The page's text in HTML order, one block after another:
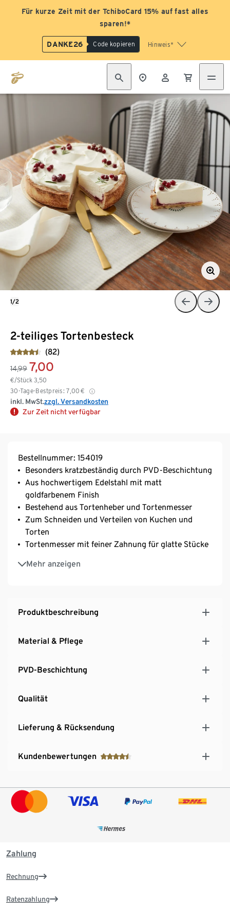
Für kurze Zeit mit der TchiboCard 15% auf fast alles
sparen!*
DANKE26 Code kopieren Hinweis*
2-teiliges Tortenbesteck
(82)
14,99 7,00
€/Stück 3,50
30-Tage-Bestpreis: 7,00 €
inkl. MwSt.zzgl. Versandkosten
Zur Zeit nicht verfügbar
1/2
Bestellnummer: 154019
Besonders kratzbeständig durch PVD-Beschichtung
Aus hochwertigem Edelstahl mit matt
goldfarbenem Finish
Bestehend aus Tortenheber und Tortenmesser
Zum Schneiden und Verteilen von Kuchen und
Torten
Tortenmesser mit feiner Zahnung für glatte Stücke
Mehr anzeigen
Formschönes und elegantes Design
Produktbeschreibung
Material & Pflege
PVD-Beschichtung
Qualität
Lieferung & Rücksendung
Kundenbewertungen
Zahlung
Rechnung
Ratenzahlung